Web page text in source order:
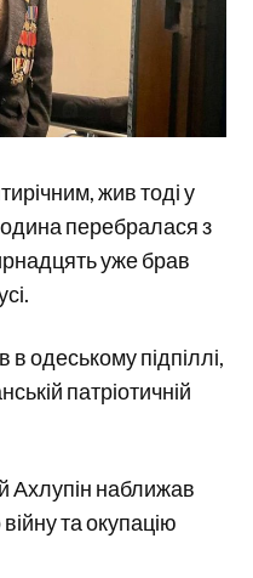
жив тоді у
перебралася з
уже брав
одеському підпіллі,
патріотичній
Ахлупін наближав
та окупацію